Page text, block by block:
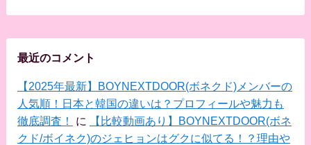
最近のコメント
【2025年最新】BOYNEXTDOOR(ボネクド)メンバーの
人気順！日本と韓国の違いは？プロフィールや魅力も
徹底調査！
に
【比較動画あり】BOYNEXTDOOR(ボネ
クド/ボイネク)のジェヒョンはグクに似てる！？理由や